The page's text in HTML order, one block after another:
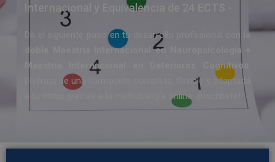
Internacional y Equivalencia de 24 ECTS -
Da el siguiente paso en tu desarrollo profesional con la
doble
Maestría Internacional en Neuropsicología +
Maestría Internacional en Deterioros Cognitivos
Disfruta de una formación completa, flexible y adaptada
a tu ritmo gracias a la metodología online. ¡Inscríbete!